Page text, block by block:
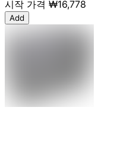
시작 가격 ₩16,778
Add